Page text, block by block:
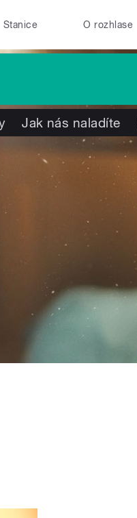
Stanice O rozhlase
Jak nás naladíte